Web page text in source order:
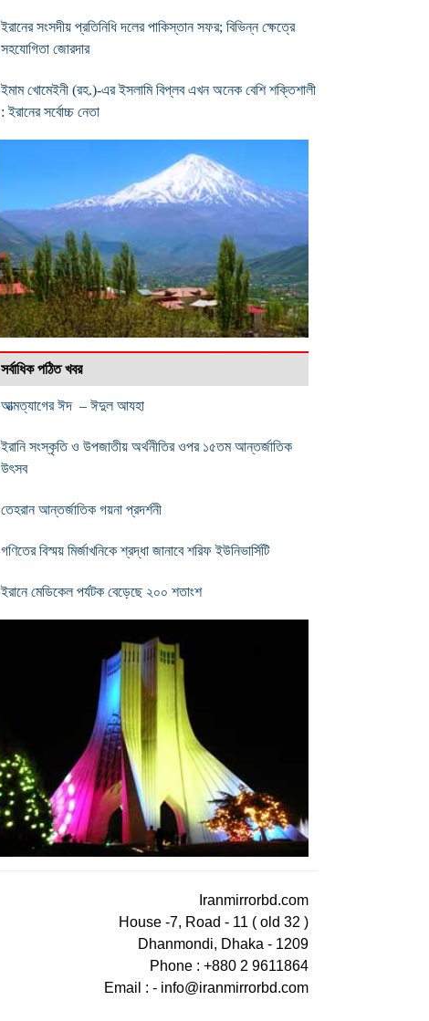
ইরানের সংসদীয় প্রতিনিধি দলের পাকিস্তান সফর; বিভিন্ন ক্ষেত্রে
সহযোগিতা জোরদার
ইমাম খোমেইনী (রহ.)-এর ইসলামি বিপ্লব এখন অনেক বেশি শক্তিশালী
: ইরানের সর্বোচ্চ নেতা
সর্বাধিক পঠিত খবর
আত্মত্যাগের ঈদ – ঈদুল আযহা
ইরানি সংস্কৃতি ও উপজাতীয় অর্থনীতির ওপর ১৫তম আন্তর্জাতিক
উৎসব
তেহরান আন্তর্জাতিক গয়না প্রদর্শনী
গণিতের বিস্ময় মির্জাখনিকে শ্রদ্ধা জানাবে শরিফ ইউনিভার্সিটি
ইরানে মেডিকেল পর্যটক বেড়েছে ২০০ শতাংশ
Iranmirrorbd.com
House -7, Road - 11 ( old 32 )
Dhanmondi, Dhaka - 1209
Phone : +880 2 9611864
Email : - info@iranmirrorbd.com